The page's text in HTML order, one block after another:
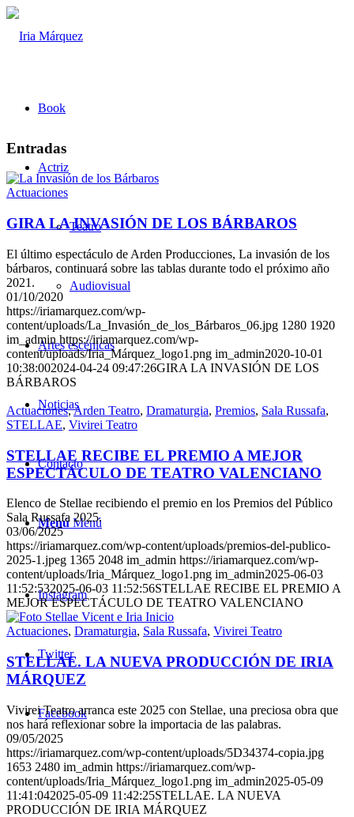
Book
Actriz
Teatro
Audiovisual
Artes escénicas
Noticias
Contacto
Menú Menú
Instagram
Twitter
Facebook
Entradas
Actuaciones
GIRA LA INVASIÓN DE LOS BÁRBAROS
El último espectáculo de Arden Producciones, La invasión de los
bárbaros, continuará sobre las tablas durante todo el próximo año
2021.
01/10/2020
https://iriamarquez.com/wp-
content/uploads/La_Invasión_de_los_Bárbaros_06.jpg 1280 1920
im_admin https://iriamarquez.com/wp-
content/uploads/Iria_Márquez_logo1.png im_admin2020-10-01
10:38:002024-04-24 09:47:26GIRA LA INVASIÓN DE LOS
BÁRBAROS
Actuaciones,Arden Teatro, Dramaturgia, Premios, Sala Russafa,
STELLAE, Vivirei Teatro
STELLAE RECIBE EL PREMIO A MEJOR
ESPECTÁCULO DE TEATRO VALENCIANO
Elenco de Stellae recibiendo el premio en los Premios del Público
Sala Russafa 2025.
03/06/2025
https://iriamarquez.com/wp-content/uploads/premios-del-publico-
2025-1.jpeg 1365 2048 im_admin https://iriamarquez.com/wp-
content/uploads/Iria_Márquez_logo1.png im_admin2025-06-03
11:52:532025-06-03 11:52:56STELLAE RECIBE EL PREMIO A
MEJOR ESPECTÁCULO DE TEATRO VALENCIANO
Actuaciones, Dramaturgia, Sala Russafa, Vivirei Teatro
STELLAE. LA NUEVA PRODUCCIÓN DE IRIA
MÁRQUEZ
Vivirei Teatro arranca este 2025 con Stellae, una preciosa obra que
nos hará reflexionar sobre la importacia de las palabras.
09/05/2025
https://iriamarquez.com/wp-content/uploads/5D34374-copia.jpg
1653 2480 im_admin https://iriamarquez.com/wp-
content/uploads/Iria_Márquez_logo1.png im_admin2025-05-09
11:41:042025-05-09 11:42:25STELLAE. LA NUEVA
PRODUCCIÓN DE IRIA MÁRQUEZ